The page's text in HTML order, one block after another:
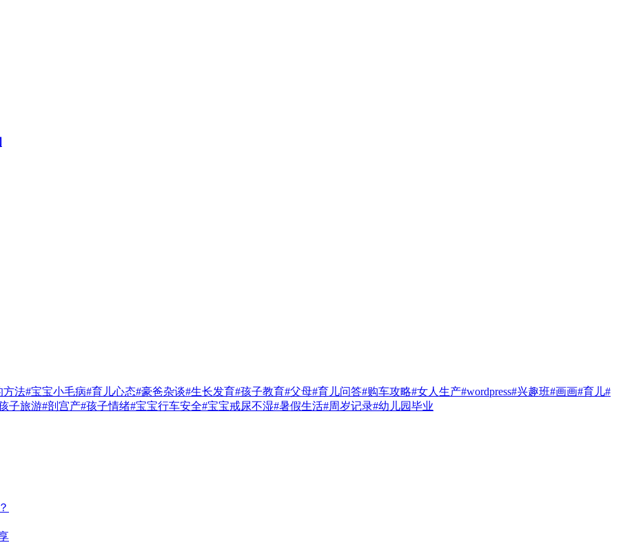
方法#宝宝小毛病#育儿心态#豪爸杂谈#生长发育#孩子教育#父母#育儿问答#购车攻略#女人生产#wordpress#兴趣班#画画#育儿#
子旅游#剖宫产#孩子情绪#宝宝行车安全#宝宝戒尿不湿#暑假生活#周岁记录#幼儿园毕业